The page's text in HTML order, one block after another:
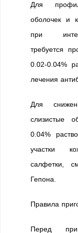
Для
оболочек и
при
требуется
0.02-0.04%
лечения
Для
слизистые
0.04%
участки
салфетки,
Гепона.
Правила
Перед